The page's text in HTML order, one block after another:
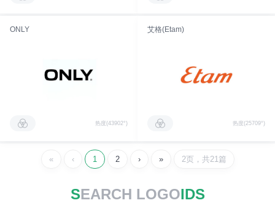
ONLY
热度(43902°)
艾格(Etam)
热度(25709°)
« ‹ 1 2 › » 2页，共21篇
SEARCH LOGOIDS